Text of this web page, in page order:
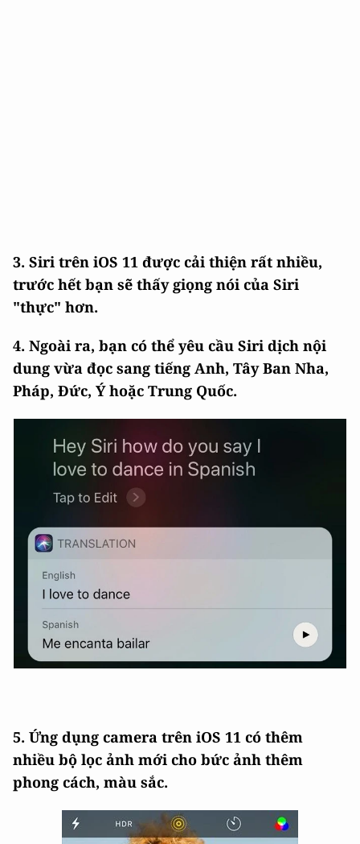
3. Siri trên iOS 11 được cải thiện rất nhiều,
trước hết bạn sẽ thấy giọng nói của Siri
"thực" hơn.
4. Ngoài ra, bạn có thể yêu cầu Siri dịch nội
dung vừa đọc sang tiếng Anh, Tây Ban Nha,
Pháp, Đức, Ý hoặc Trung Quốc.
5. Ứng dụng camera trên iOS 11 có thêm
nhiều bộ lọc ảnh mới cho bức ảnh thêm
phong cách, màu sắc.